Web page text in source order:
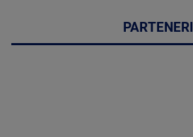
PARTENERI